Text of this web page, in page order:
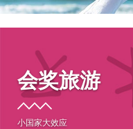
会奖旅游
小国家大效应